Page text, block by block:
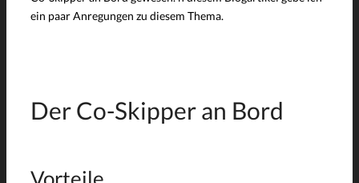
ein paar Anregungen zu diesem Thema.
Der Co-Skipper an Bord